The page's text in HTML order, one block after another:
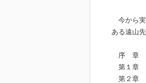
今から実
ある遠山
序 章
第１章
第２章